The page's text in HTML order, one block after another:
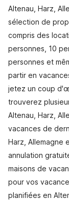
Altenau, Harz,
sélection de
compris des
personnes, 10
personnes et
partir en
jetez un coup
trouverez
Altenau, Harz,
vacances de
Harz, Allemagne
annulation
maisons de
pour vos
planifiées en